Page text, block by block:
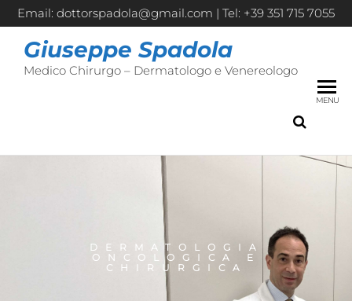
Email: dottorspadola@gmail.com | Tel: +39 351 715 7055
Giuseppe Spadola
Medico Chirurgo – Dermatologo e Venereologo
MENU
DERMATOLOGIA
ONCOLOGICA E
CHIRURGICA